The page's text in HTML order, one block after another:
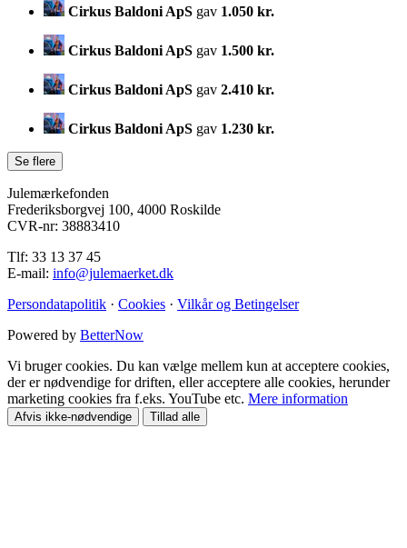
Cirkus Baldoni ApS gav 1.050 kr.
Cirkus Baldoni ApS gav 1.500 kr.
Cirkus Baldoni ApS gav 2.410 kr.
Cirkus Baldoni ApS gav 1.230 kr.
Julemærkefonden
Frederiksborgvej 100, 4000 Roskilde
CVR-nr: 38883410
Tlf: 33 13 37 45
E-mail: info@julemaerket.dk
Persondatapolitik · Cookies · Vilkår og Betingelser
Powered by BetterNow
Vi bruger cookies. Du kan vælge mellem kun at acceptere cookies,
der er nødvendige for driften, eller acceptere alle cookies, herunder
marketing cookies fra f.eks. YouTube etc. Mere information
Afvis ikke-nødvendige Tillad alle